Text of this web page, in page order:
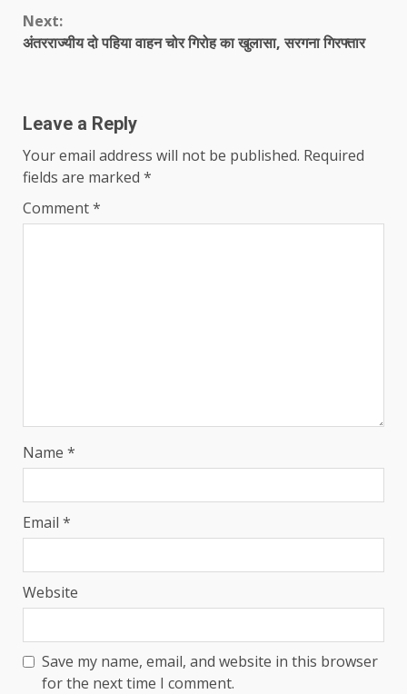
Next:
अंतरराज्यीय दो पहिया वाहन चोर गिरोह का खुलासा, सरगना गिरफ्तार
Leave a Reply
Your email address will not be published. Required
fields are marked *
Comment*
Name *
Email *
Website
Save my name, email, and website in this browser
for the next time I comment.